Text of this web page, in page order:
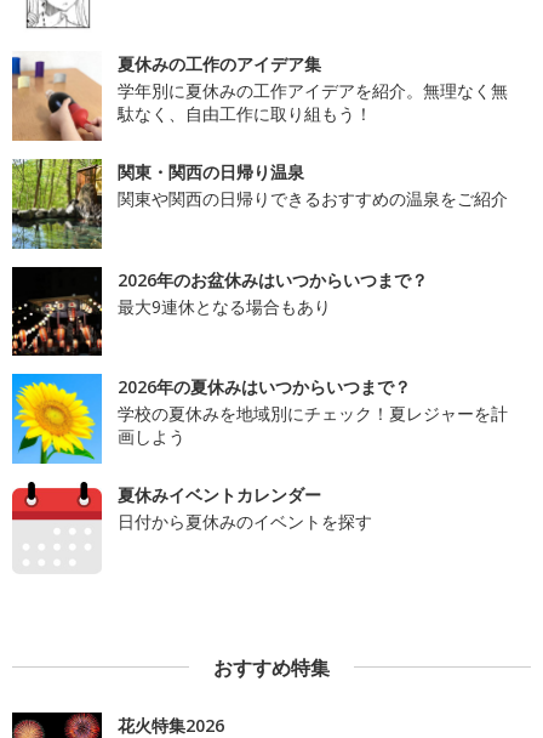
夏休みの工作のアイデア集
学年別に夏休みの工作アイデアを紹介。無理なく無
駄なく、自由工作に取り組もう！
関東・関西の日帰り温泉
関東や関西の日帰りできるおすすめの温泉をご紹介
2026年のお盆休みはいつからいつまで？
最大9連休となる場合もあり
2026年の夏休みはいつからいつまで？
学校の夏休みを地域別にチェック！夏レジャーを計
画しよう
夏休みイベントカレンダー
日付から夏休みのイベントを探す
おすすめ特集
花火特集2026